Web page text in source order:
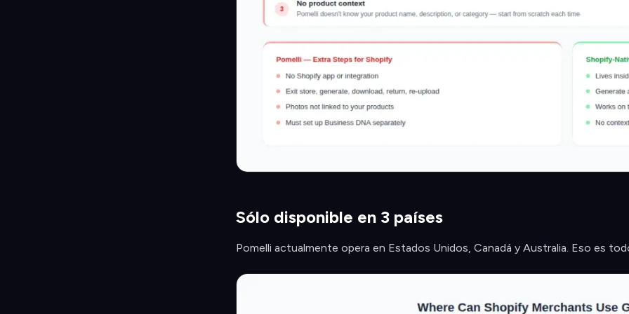
Sólo disponible en 3 países
Pomelli actualmente opera en Estados Unidos, Canadá y Australia. Eso es